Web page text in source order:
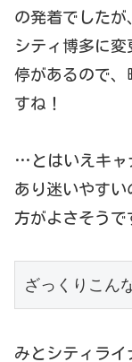
の発着でした
シティ博多に
停があるので、
すね！
…とはいえキャ
あり迷いやすい
方がよさそうで
ざっくりこん
みとシティラ